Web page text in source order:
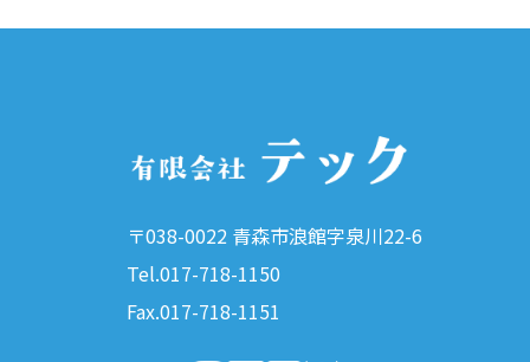
〒038-0022 青森市浪館字泉川22-6
Tel.017-718-1150
Fax.017-718-1151